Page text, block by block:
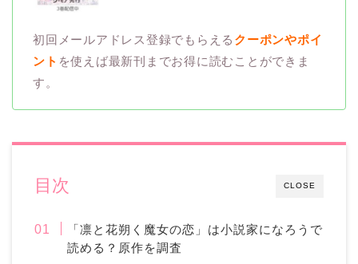
初回メールアドレス登録でもらえる クーポンやポイ
ント を使えば最新刊までお得に読むことができま
す。
CLOSE
目次
「凛と花朔く魔女の恋」は小説家になろうで
読める？原作を調査